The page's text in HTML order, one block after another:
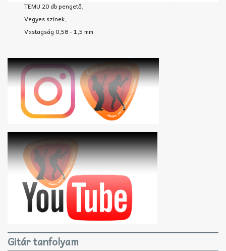
TEMU 20 db pengető,
Vegyes színek,
Vastagság 0,58 - 1,5 mm
Gitár tanfolyam